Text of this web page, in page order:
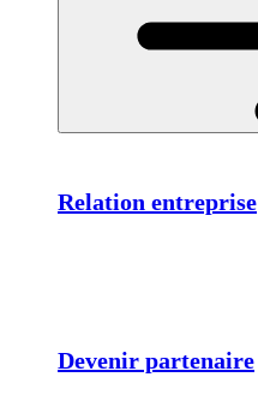
Relation entreprise
Devenir partenaire